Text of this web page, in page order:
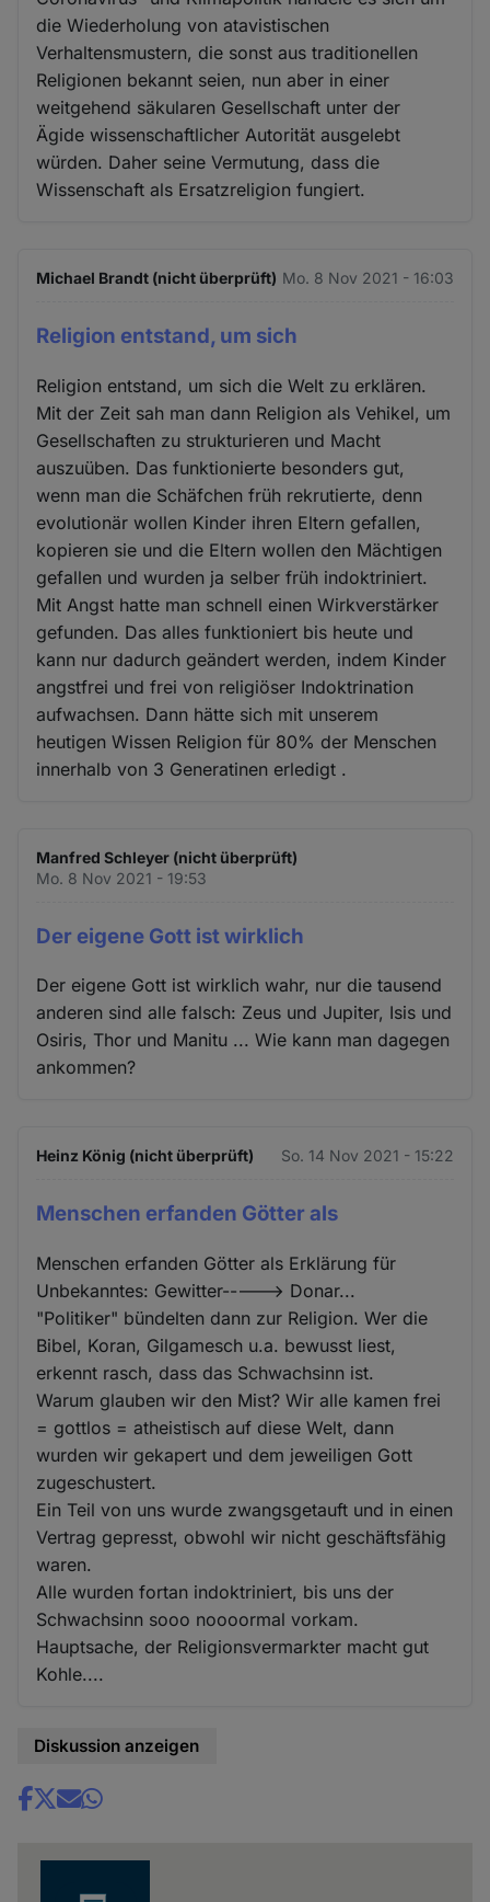
die Wiederholung von atavistischen
Verhaltensmustern, die sonst aus traditionellen
Religionen bekannt seien, nun aber in einer
weitgehend säkularen Gesellschaft unter der
Ägide wissenschaftlicher Autorität ausgelebt
würden. Daher seine Vermutung, dass die
Wissenschaft als Ersatzreligion fungiert.
Michael Brandt (nicht überprüft) Mo. 8 Nov 2021 - 16:03
Religion entstand, um sich
Religion entstand, um sich die Welt zu erklären.
Mit der Zeit sah man dann Religion als Vehikel, um
Gesellschaften zu strukturieren und Macht
auszuüben. Das funktionierte besonders gut,
wenn man die Schäfchen früh rekrutierte, denn
evolutionär wollen Kinder ihren Eltern gefallen,
kopieren sie und die Eltern wollen den Mächtigen
gefallen und wurden ja selber früh indoktriniert.
Mit Angst hatte man schnell einen Wirkverstärker
gefunden. Das alles funktioniert bis heute und
kann nur dadurch geändert werden, indem Kinder
angstfrei und frei von religiöser Indoktrination
aufwachsen. Dann hätte sich mit unserem
heutigen Wissen Religion für 80% der Menschen
innerhalb von 3 Generatinen erledigt .
Manfred Schleyer (nicht überprüft)
Mo. 8 Nov 2021 - 19:53
Der eigene Gott ist wirklich
Der eigene Gott ist wirklich wahr, nur die tausend
anderen sind alle falsch: Zeus und Jupiter, Isis und
Osiris, Thor und Manitu ... Wie kann man dagegen
ankommen?
Heinz König (nicht überprüft) So. 14 Nov 2021 - 15:22
Menschen erfanden Götter als
Menschen erfanden Götter als Erklärung für
Unbekanntes: Gewitter-----> Donar...
"Politiker" bündelten dann zur Religion. Wer die
Bibel, Koran, Gilgamesch u.a. bewusst liest,
erkennt rasch, dass das Schwachsinn ist.
Warum glauben wir den Mist? Wir alle kamen frei
= gottlos = atheistisch auf diese Welt, dann
wurden wir gekapert und dem jeweiligen Gott
zugeschustert.
Ein Teil von uns wurde zwangsgetauft und in einen
Vertrag gepresst, obwohl wir nicht geschäftsfähig
waren.
Alle wurden fortan indoktriniert, bis uns der
Schwachsinn sooo noooormal vorkam.
Hauptsache, der Religionsvermarkter macht gut
Kohle....
Diskussion anzeigen
Share